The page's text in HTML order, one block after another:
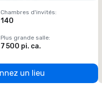
Chambres d'invités:
140
Plus grande salle:
7 500 pi. ca.
un lieu